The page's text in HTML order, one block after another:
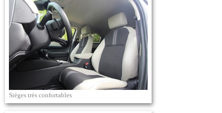
Sièges très confortables